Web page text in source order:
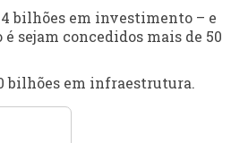
bilhões em investimento – e
sejam concedidos mais de 50
bilhões em infraestrutura.